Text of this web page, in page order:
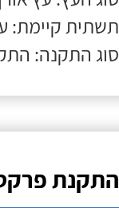
תשתית קיימת:
סוג התקנה:
התקנת